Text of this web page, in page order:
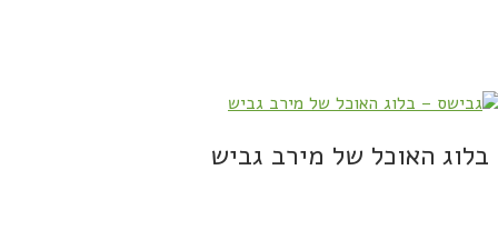
בלוג האוכל של מירב גביש